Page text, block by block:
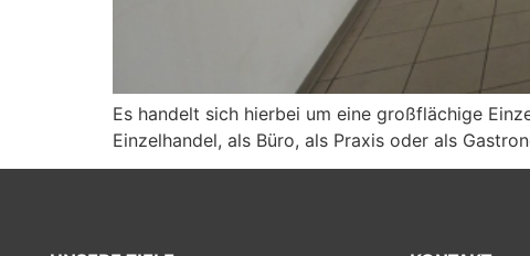
Es handelt sich hierbei um eine großflächige
Einzelhandel, als Büro, als Praxis oder als